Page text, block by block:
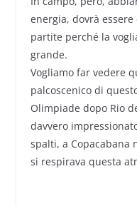
energia, dovrà
partite perché la
grande.
Vogliamo far vedere
palcoscenico di
Olimpiade dopo Rio
davvero
spalti, a
si respirava questa